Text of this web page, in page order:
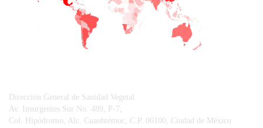
Dirección General de Sanidad Vegetal.
Av. Insurgentes Sur No. 489, P-7,
Col. Hipódromo, Alc. Cuauhtémoc, C.P. 06100, Ciudad de México